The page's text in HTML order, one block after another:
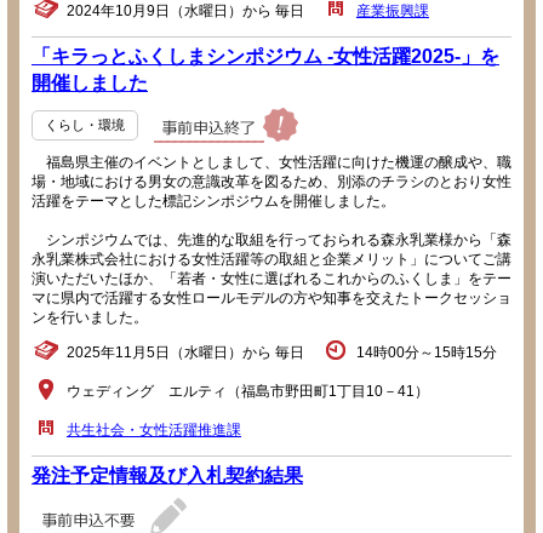
2024年10月9日（水曜日）から 毎日 産業振興課
「キラっとふくしまシンポジウム -女性活躍2025-」を
開催しました
くらし・環境
福島県主催のイベントとしまして、女性活躍に向けた機運の醸成や、職
場・地域における男女の意識改革を図るため、別添のチラシのとおり女性
活躍をテーマとした標記シンポジウムを開催しました。
シンポジウムでは、先進的な取組を行っておられる森永乳業様から「森
永乳業株式会社における女性活躍等の取組と企業メリット」についてご講
演いただいたほか、「若者・女性に選ばれるこれからのふくしま」をテー
マに県内で活躍する女性ロールモデルの方や知事を交えたトークセッショ
ンを行いました。
2025年11月5日（水曜日）から 毎日 14時00分～15時15分
ウェディング エルティ（福島市野田町1丁目10－41）
共生社会・女性活躍推進課
発注予定情報及び入札契約結果